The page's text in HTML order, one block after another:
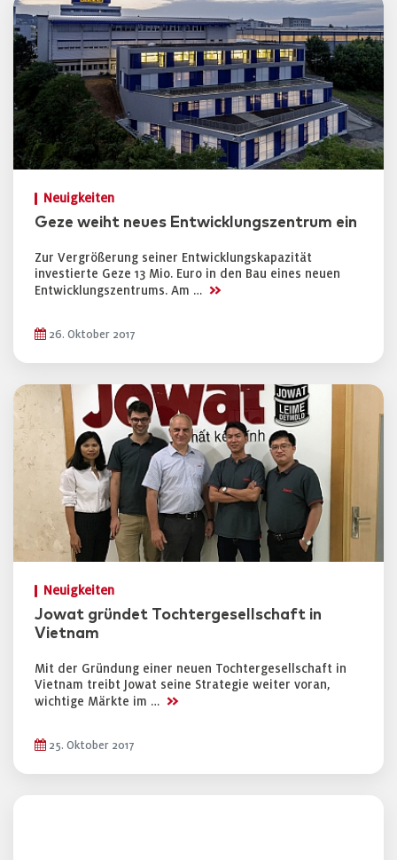
Neuigkeiten
Geze weiht neues Entwicklungszentrum ein
Zur Vergrößerung seiner Entwicklungskapazität
investierte Geze 13 Mio. Euro in den Bau eines neuen
Entwicklungszentrums. Am … >>
26. Oktober 2017
Neuigkeiten
Jowat gründet Tochtergesellschaft in
Vietnam
Mit der Gründung einer neuen Tochtergesellschaft in
Vietnam treibt Jowat seine Strategie weiter voran,
wichtige Märkte im … >>
25. Oktober 2017